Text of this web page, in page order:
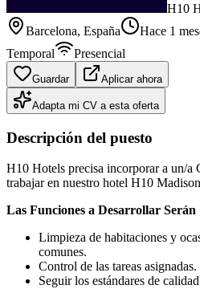
H10
Barcelona, España Hace 1
Temporal
Presencial
Guardar Aplicar ahora
Adapta mi CV a esta oferta
Descripción del puesto
H10 Hotels precisa incorporar a un/a
trabajar en nuestro hotel H10
Las Funciones a Desarrollar Serán
Limpieza de habitaciones y
comunes.
Control de las tareas asignadas.
Seguir los estándares de